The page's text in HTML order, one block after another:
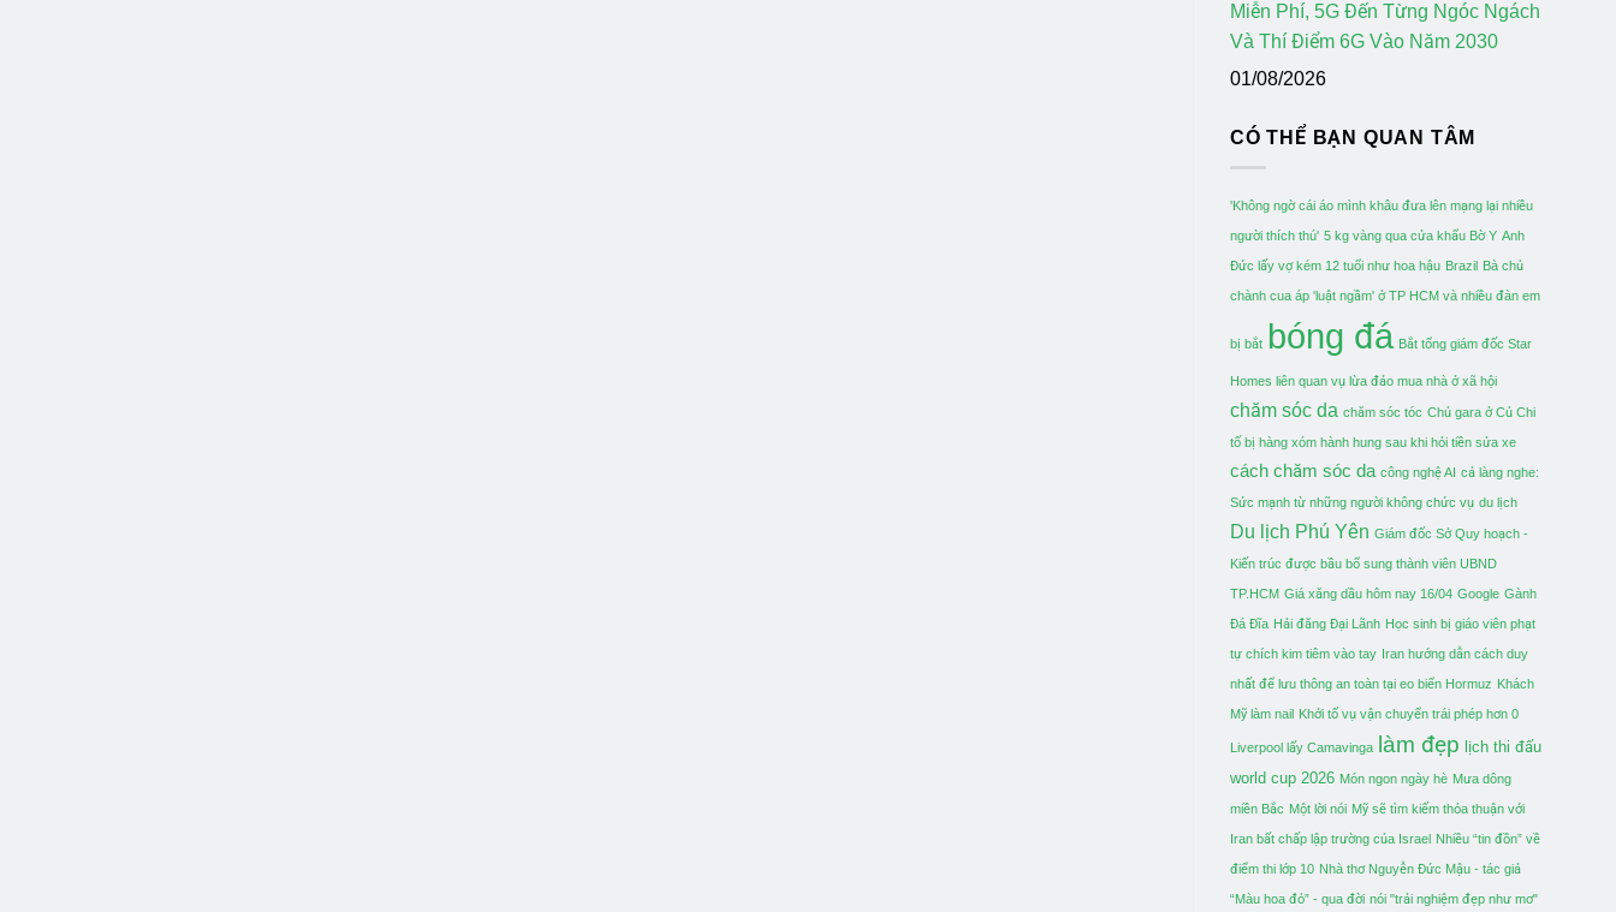
Miễn Phí, 5G Đến Từng Ngóc Ngách
Và Thí Điểm 6G Vào Năm 2030
01/08/2026
CÓ THỂ BẠN QUAN TÂM
'Không ngờ cái áo mình khâu đưa lên mạng lại nhiều
người thích thú' 5 kg vàng qua cửa khẩu Bờ Y Anh
Đức lấy vợ kém 12 tuổi như hoa hậu Brazil Bà chủ
chành cua áp 'luật ngầm' ở TP HCM và nhiều đàn em
bị bắt bóng đá Bắt tổng giám đốc Star
Homes liên quan vụ lừa đảo mua nhà ở xã hội
chăm sóc da chăm sóc tóc Chủ gara ở Củ Chi
tố bị hàng xóm hành hung sau khi hỏi tiền sửa xe
cách chăm sóc da công nghệ AI cả làng nghe:
Sức mạnh từ những người không chức vụ du lịch
Du lịch Phú Yên Giám đốc Sở Quy hoạch -
Kiến trúc được bầu bổ sung thành viên UBND
TP.HCM Giá xăng dầu hôm nay 16/04 Google Gành
Đá Đĩa Hải đăng Đại Lãnh Học sinh bị giáo viên phạt
tự chích kim tiêm vào tay Iran hướng dẫn cách duy
nhất để lưu thông an toàn tại eo biển Hormuz Khách
Mỹ làm nail Khởi tố vụ vận chuyển trái phép hơn 0
Liverpool lấy Camavinga làm đẹp lịch thi đấu
world cup 2026 Món ngon ngày hè Mưa dông
miền Bắc Một lời nói Mỹ sẽ tìm kiếm thỏa thuận với
Iran bất chấp lập trường của Israel Nhiều “tin đồn” về
điểm thi lớp 10 Nhà thơ Nguyễn Đức Mậu - tác giả
“Màu hoa đỏ” - qua đời nói "trải nghiệm đẹp như mơ"